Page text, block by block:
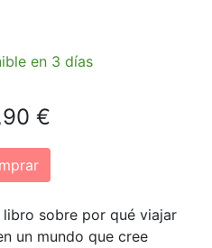
en 3 días
€
libro sobre por qué viajar
un mundo que cree